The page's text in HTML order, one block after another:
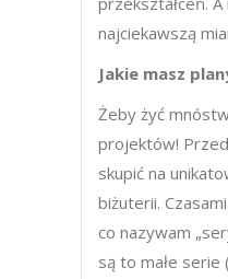
najciekawszą
Jakie masz
Żeby żyć
projektów!
skupić na
biżuterii.
co nazywam
są to małe